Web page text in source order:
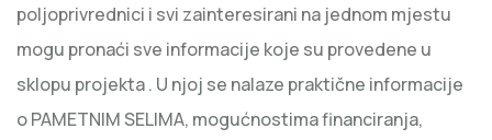
poljoprivrednici i svi zainteresirani na jednom mjestu
mogu pronaći sve informacije koje su provedene u
sklopu projekta . U njoj se nalaze praktične informacije
o PAMETNIM SELIMA, mogućnostima financiranja,